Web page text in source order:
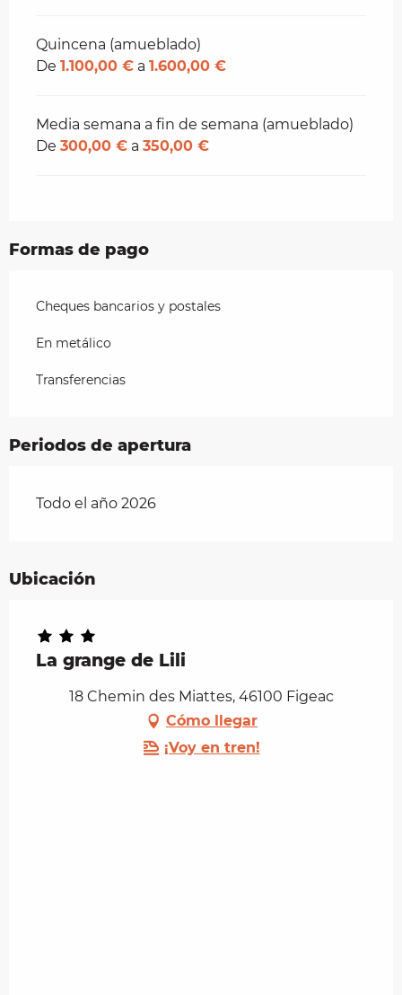
Quincena (amueblado)
De 1.100,00 € a 1.600,00 €
Media semana a fin de semana (amueblado)
De 300,00 € a 350,00 €
Formas de pago
Cheques bancarios y postales
En metálico
Transferencias
Periodos de apertura
Todo el año 2026
Ubicación
La grange de Lili
18 Chemin des Miattes, 46100 Figeac
Cómo llegar
¡Voy en tren!